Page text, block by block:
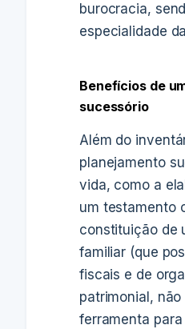
burocracia,
especialidade
Benefícios de
sucessório
Além do
planejamento
vida, como a
um testamento
constituição de
familiar (que
fiscais e de
patrimonial, não
ferramenta